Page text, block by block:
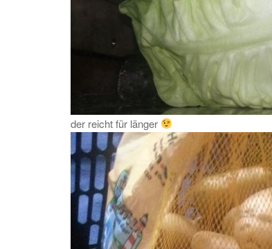
der reicht für länger